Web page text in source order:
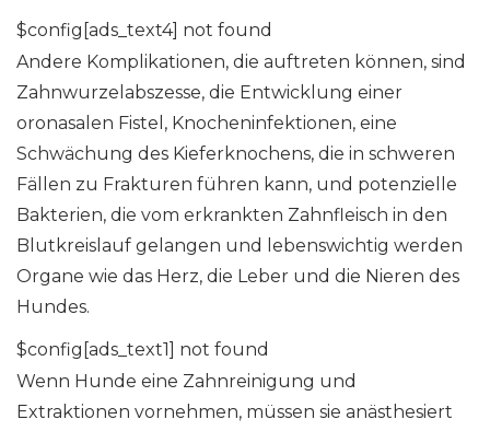
$config[ads_text4] not found
Andere Komplikationen, die auftreten können, sind
Zahnwurzelabszesse, die Entwicklung einer
oronasalen Fistel, Knocheninfektionen, eine
Schwächung des Kieferknochens, die in schweren
Fällen zu Frakturen führen kann, und potenzielle
Bakterien, die vom erkrankten Zahnfleisch in den
Blutkreislauf gelangen und lebenswichtig werden
Organe wie das Herz, die Leber und die Nieren des
Hundes.
$config[ads_text1] not found
Wenn Hunde eine Zahnreinigung und
Extraktionen vornehmen, müssen sie anästhesiert